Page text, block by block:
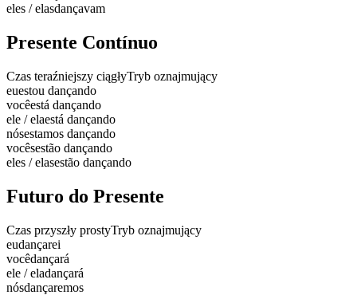
eles / elasdançavam
Presente Contínuo
Czas teraźniejszy ciągłyTryb oznajmujący
euestou dançando
vocêestá dançando
ele / elaestá dançando
nósestamos dançando
vocêsestão dançando
eles / elasestão dançando
Futuro do Presente
Czas przyszły prostyTryb oznajmujący
eudançarei
vocêdançará
ele / eladançará
nósdançaremos